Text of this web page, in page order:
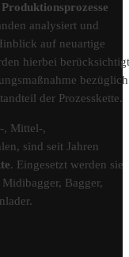
analysiert und
auf neuartige
hierbei
bezüglich
der Prozesskette.
, Mittel-,
sind seit Jahren
. Eingesetzt werden sie
Bagger,